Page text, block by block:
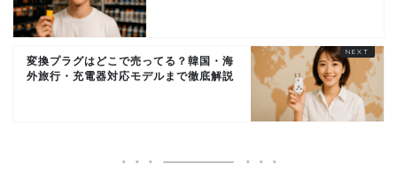
変換プラグはどこで売ってる？韓国・海
外旅行・充電器対応モデルまで徹底解説